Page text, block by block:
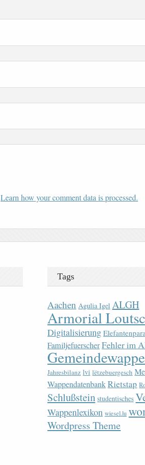
Learn how your comment data is processed.
Tags
Aachen Agulia Igel ALGH
Armorial
Digitalisierung
FamiljefuerscherFehler im
Jahresbilanz lvi lëtzebuergesch
WappendatenbankRietstap
Schlußstein studentisches
Wappenlexikon wiesel.lu
Wordpress Theme